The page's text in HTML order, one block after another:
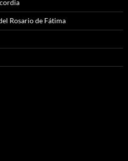
Rosario de Fátima